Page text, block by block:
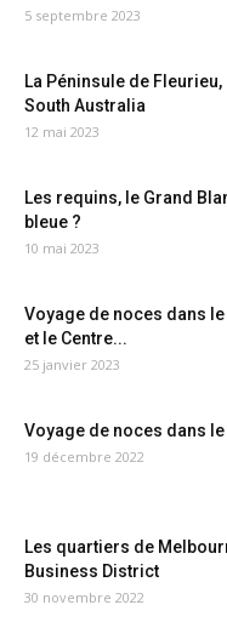
5 septembre 2023
La Péninsule de
South Australia
12 mai 2023
Les requins, le Grand
bleue ?
10 mai 2023
Voyage de noces dans
et le Centre...
25 janvier 2023
Voyage de noces dans
19 décembre 2022
Les quartiers de
Business District
30 novembre 2022